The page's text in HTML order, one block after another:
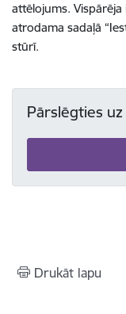
attēlojums.
atrodama sadaļā
stūrī.
Pārslēgties
Drukāt lapu